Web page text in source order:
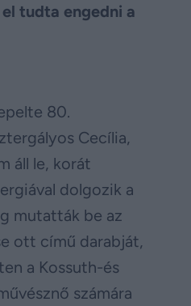
tudta engedni a
80.
Cecília,
áll le, korát
dolgozik a
mutatták be az
ott című darabját,
a Kossuth-és
számára